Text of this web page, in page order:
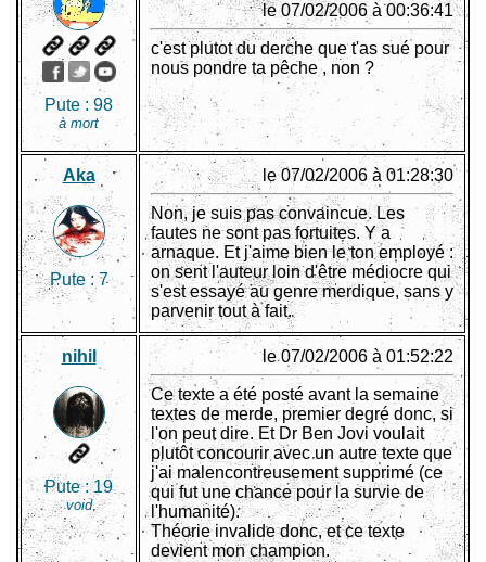
Pute : 98
à mort
le 07/02/2006 à 00:36:41
c'est plutot du derche que t'as sué pour
nous pondre ta pêche , non ?
Aka
Pute : 7
le 07/02/2006 à 01:28:30
Non, je suis pas convaincue. Les
fautes ne sont pas fortuites. Y a
arnaque. Et j'aime bien le ton employé :
on sent l'auteur loin d'être médiocre qui
s'est essayé au genre merdique, sans y
parvenir tout à fait.
nihil
Pute :19
void
le 07/02/2006 à 01:52:22
Ce texte a été posté avant la semaine
textes de merde, premier degré donc, si
l'on peut dire. Et Dr Ben Jovi voulait
plutôt concourir avec un autre texte que
j'ai malencontreusement supprimé (ce
qui fut une chance pour la survie de
l'humanité).
Théorie invalide donc, et ce texte
devient mon champion.